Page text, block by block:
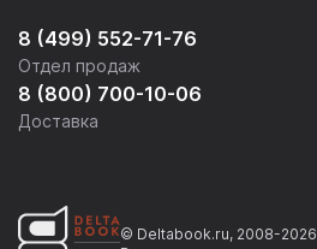
8 (499) 552-71-76
Отдел продаж
8 (800) 700-10-06
Доставка
© Deltabook.ru, 2008-2026